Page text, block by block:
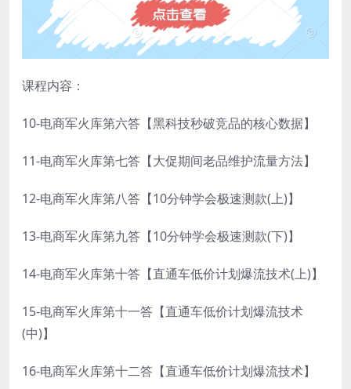
课程内容：
10-电商军火库第六答【黑科技秒破竞品的核心数据】
11-电商军火库第七答【大促期间老品维护流量方法】
12-电商军火库第八答【10分钟学会极速测款(上)】
13-电商军火库第九答【10分钟学会极速测款(下)】
14-电商军火库第十答【直通车低价计划爆流技术(上)】
15-电商军火库第十一答【直通车低价计划爆流技术
(中)】
16-电商军火库第十二答【直通车低价计划爆流技术】